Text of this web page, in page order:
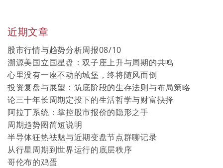
近期文章
股市行情与趋势分析周报08/10
溯源美国立国星盘：双子座上升与周期的共鸣
心里没有一座不动的城堡，终将随风而倒
投资复盘与展望：筑底阶段的生存法则与布局策略
论三十年长周期定投下的生活哲学与财富抉择
阿拉丁系统：掌控股市报价的隐形之手
周期趋势图简短说明
半导体狂热祛魅与近期变盘节点群聊记录
从行星周期到世界运行的底层秩序
哥伦布的鸡蛋